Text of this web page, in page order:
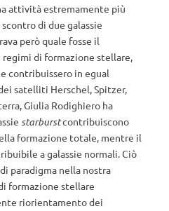
attività estremamente più
di due galassie
però quale fosse il
di formazione stellare,
contribuissero in egual
satelliti Herschel, Spitzer,
Giulia Rodighiero ha
starburstcontribuiscono
formazione totale, mentre il
a galassie normali. Ciò
paradigma nella nostra
formazione stellare
riorientamento dei